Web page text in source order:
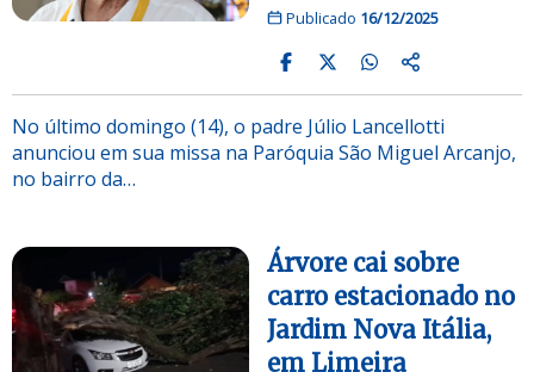
Publicado 16/12/2025
No último domingo (14), o padre Júlio Lancellotti
anunciou em sua missa na Paróquia São Miguel Arcanjo,
no bairro da…
Árvore cai sobre
carro estacionado no
Jardim Nova Itália,
em Limeira